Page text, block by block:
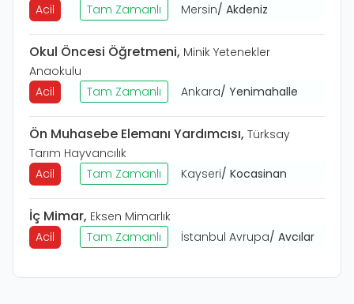
Acil
Tam Zamanlı Mersin/ Akdeniz
Okul Öncesi Öğretmeni, Minik Yetenekler
Anaokulu
Acil
Tam Zamanlı Ankara/ Yenimahalle
Ön Muhasebe Elemanı Yardımcısı, Türksay
Tarım Hayvancılık
Acil
Tam Zamanlı Kayseri/ Kocasinan
İç Mimar, Eksen Mimarlık
Acil
Tam Zamanlı İstanbul Avrupa/ Avcılar